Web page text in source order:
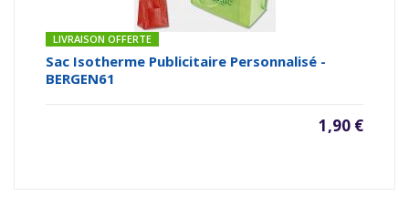
LIVRAISON OFFERTE
Sac Isotherme Publicitaire Personnalisé -
BERGEN61
1,90 €